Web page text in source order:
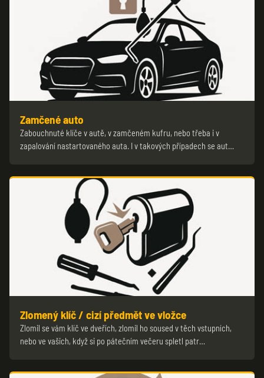
Zamčené auto
Zabouchnuté klíče v autě, v zamčeném kufru, nebo třeba i v
zapalování nastartovaného auta. I v takových případech se aut…
Zlomený klíč / cizí předmět ve vložce
Zlomil se vám klíč ve dveřích, zlomil ho soused v těch vstupních,
nebo ve vašich, když si po pátečním večeru spletl patr…